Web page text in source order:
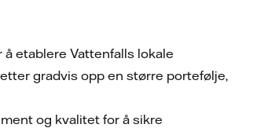
etablere Vattenfalls lokale
gradvis opp en større portefølje,
og kvalitet for å sikre